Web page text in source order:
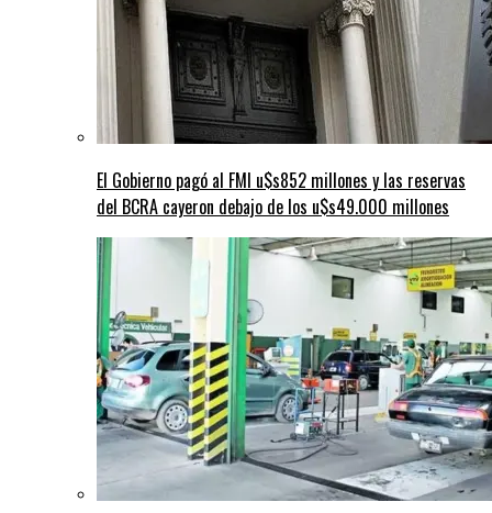
El Gobierno pagó al FMI u$s852 millones y las reservas
del BCRA cayeron debajo de los u$s49.000 millones